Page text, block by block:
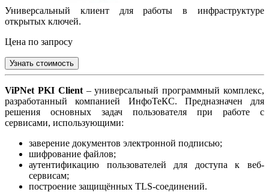
Универсальный клиент для работы в инфраструктуре
открытых ключей.
Цена по запросу
Узнать стоимость
ViPNet PKI Client– универсальный программный комплекс,
разработанный компанией ИнфоТеКС. Предназначен для
решения основных задач пользователя при работе с
сервисами, использующими:
заверение документов электронной подписью;
шифрование файлов;
аутентификацию пользователей для доступа к веб-
сервисам;
построение защищённых TLS-соединений.